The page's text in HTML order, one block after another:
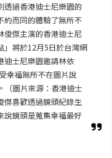
透過香港迪士尼樂園的
約而同的體驗了無所不
俊傑主演的香港迪士尼
」將於12月5日於台灣網
迪士尼樂園邀請林依
幸福無所不在圖片說
（圖片來源：香港迪士
傑喜歡透過鏡頭紀錄生
說鏡頭是蒐集幸福最好